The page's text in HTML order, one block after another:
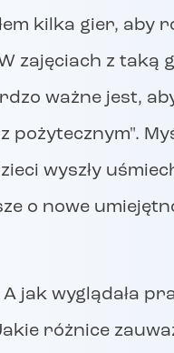
kilka gier, aby
zajęciach z taką
ważne jest,
pożytecznym".
wyszły
o nowe
A jak wyglądała
różnice